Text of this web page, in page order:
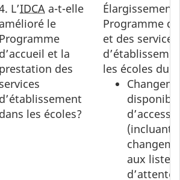
L’IDCA a-t-elle
amélioré le
Programme
d’accueil et la
prestation des
services
d’établissement
dans les écoles?
Élargissement
Programme
et des services
les écoles du
(incluant
aux listes